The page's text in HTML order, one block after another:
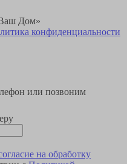
Дом»
конфиденциальности
или позвоним
на обработку